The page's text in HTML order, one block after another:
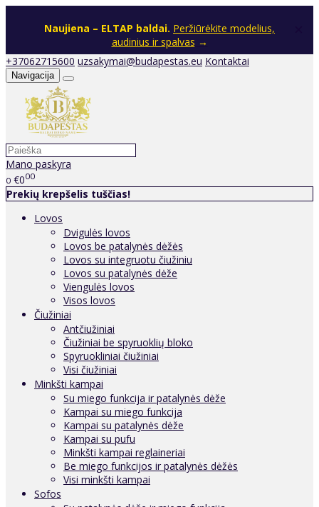
Naujiena – ELTAP baldai. Peržiūrėkite modelius,
audinius ir spalvas →
+37062715600 uzsakymai@budapestas.eu Kontaktai
Navigacija
Mano paskyra
0 €000
Prekių krepšelis tuščias!
Lovos
Dvigulės lovos
Lovos be patalynės dėžės
Lovos su integruotu čiužiniu
Lovos su patalynės dėže
Viengulės lovos
Visos lovos
Čiužiniai
Antčiužiniai
Čiužiniai be spyruoklių bloko
Spyruokliniai čiužiniai
Visi čiužiniai
Minkšti kampai
Su miego funkcija ir patalynės dėže
Kampai su miego funkcija
Kampai su patalynės dėže
Kampai su pufu
Minkšti kampai reglaineriai
Be miego funkcijos ir patalynės dėžės
Visi minkšti kampai
Sofos